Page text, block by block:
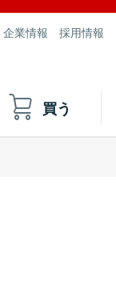
企業情報 採用情報
買う